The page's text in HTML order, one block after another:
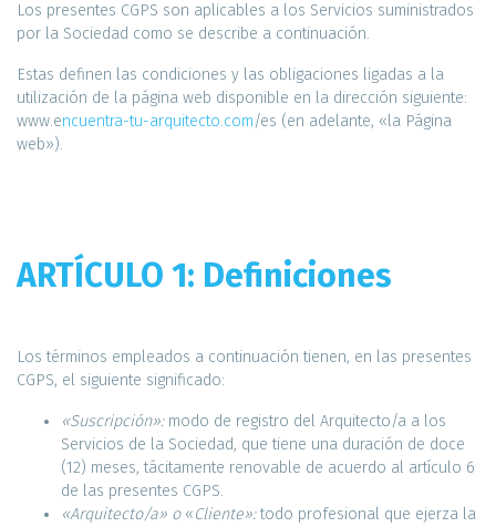
Los presentes CGPS son aplicables a los Servicios suministrados
por la Sociedad como se describe a continuación.
Estas definen las condiciones y las obligaciones ligadas a la
utilización de la página web disponible en la dirección siguiente:
www.encuentra-tu-arquitecto.com/es­ (en adelante, «la Página
web»).
ARTÍCULO 1: Definiciones
Los términos empleados a continuación tienen, en las presentes
CGPS, el siguiente significado:
«Suscripción»: modo de registro del Arquitecto/a a los
Servicios de la Sociedad, que tiene una duración de doce
(12) meses, tácitamente renovable de acuerdo al artículo 6
de las presentes CGPS.
«Arquitecto/a» o «Cliente»:todo profesional que ejerza la